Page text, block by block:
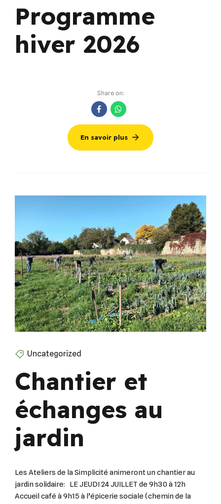
Programme
hiver 2026
Share on:
En savoir plus
Uncategorized
Chantier et
échanges au
jardin
Les Ateliers de la Simplicité animeront un chantier au
jardin solidaire: LE JEUDI 24 JUILLET de 9h30 à 12h
Accueil café à 9h15 à l’épicerie sociale (chemin de la